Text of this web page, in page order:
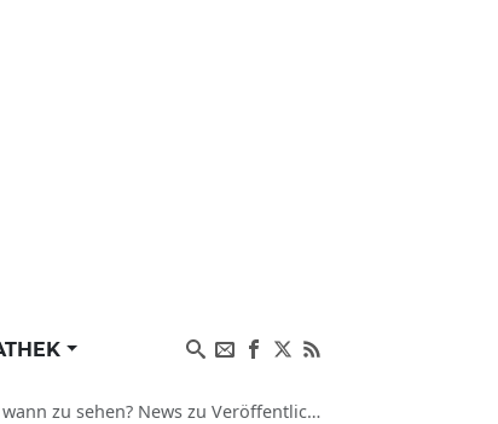
zu Veröffentlichung, Cast und ähnliche Filme